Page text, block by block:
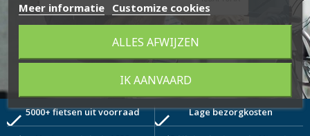
check5000+ fietsen uit voorraad check Lage bezorgkosten
Meer informatie Customize cookies
ALLES AFWIJZEN
IK AANVAARD